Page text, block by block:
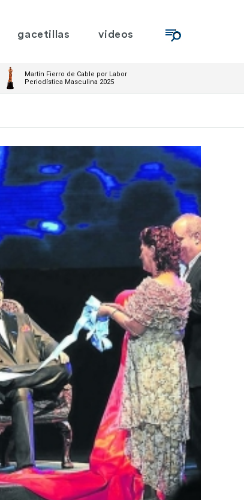
gacetillas videos
Martín Fierro de Cable por Labor
Periodística Masculina 2025